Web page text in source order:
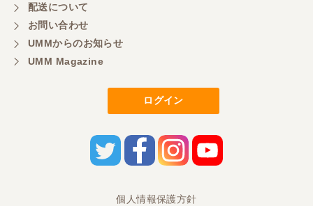
初めてコンバインを買いに行ったのですが、とても
明るい方に担当していただき細かく説明して下さっ
てとても嬉しかったです。
担当さんの説明が丁寧で分かりやすく、急な要望に
も迅速に対応して頂き非常に助かりました。
三重県／
配送について
お問い合わせ
UMMからのお知らせ
UMM Magazine
ログイン
個人情報保護方針